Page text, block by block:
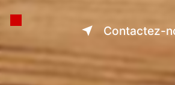
Contactez-